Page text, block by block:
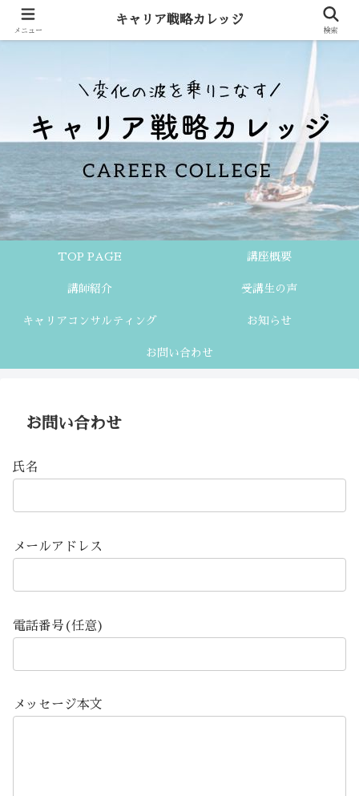
TOP PAGE 講座概要
講師紹介 受講生の声
キャリアコンサルティング お知らせ
お問い合わせ
お問い合わせ
氏名
メールアドレス
電話番号(任意)
メッセージ本文
メニュー
キャリア戦略カレッジ
検索